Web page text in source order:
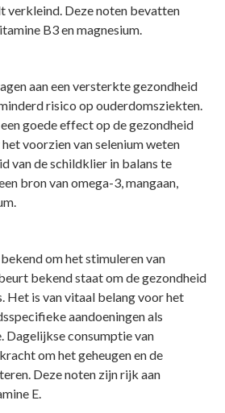
verkleind. Deze noten bevatten
B3 en magnesium.
aan een versterkte gezondheid
risico op ouderdomsziekten.
goede effect op de gezondheid
voorzien van selenium weten
van de schildklier in balans te
bron van omega-3, mangaan,
om het stimuleren van
bekend staat om de gezondheid
Het is van vitaal belang voor het
aandoeningen als
Dagelijkse consumptie van
om het geheugen en de
Deze noten zijn rijk aan
E.